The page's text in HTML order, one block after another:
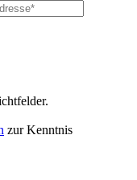
zur Kenntnis